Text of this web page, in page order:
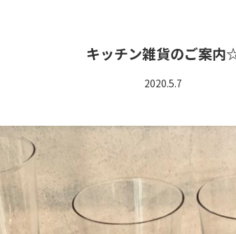
キッチン雑貨のご案内
2020.5.7